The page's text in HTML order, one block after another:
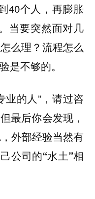
40个人，再膨胀
当要突然面对几
么理？流程怎么
是不够的。
业的人”，请过咨
最后你会发现，
外部经验当然有
公司的“水土”相